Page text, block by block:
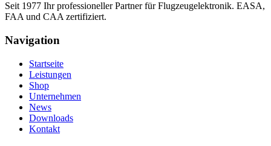
Seit 1977 Ihr professioneller Partner für Flugzeugelektronik. EASA,
FAA und CAA zertifiziert.
Navigation
Startseite
Leistungen
Shop
Unternehmen
News
Downloads
Kontakt